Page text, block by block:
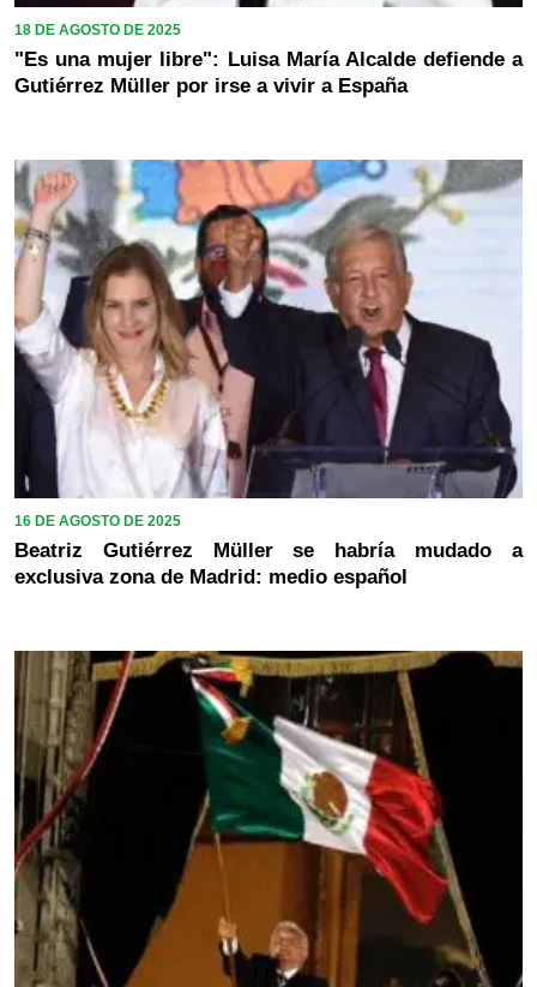
18 DE AGOSTO DE 2025
"Es una mujer libre": Luisa María Alcalde defiende a
Gutiérrez Müller por irse a vivir a España
16 DE AGOSTO DE 2025
Beatriz Gutiérrez Müller se habría mudado a
exclusiva zona de Madrid: medio español